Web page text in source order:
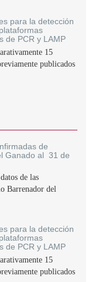
para la detección
de PCR y LAMP
15
publicados
de
Ganado al 31 de
de las
Barrenador del
para la detección
de PCR y LAMP
15
publicados